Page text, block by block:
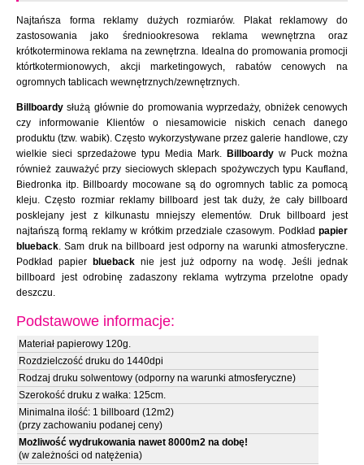
Najtańsza forma reklamy dużych rozmiarów. Plakat reklamowy do
zastosowania jako średniookresowa reklama wewnętrzna oraz
krótkoterminowa reklama na zewnętrzna. Idealna do promowania promocji
którtkotermionowych, akcji marketingowych, rabatów cenowych na
ogromnych tablicach wewnętrznych/zewnętrznych.
Billboardy służą głównie do promowania wyprzedaży, obniżek cenowych
czy informowanie Klientów o niesamowicie niskich cenach danego
produktu (tzw. wabik). Często wykorzystywane przez galerie handlowe, czy
wielkie sieci sprzedażowe typu Media Mark. Billboardy w Puck można
również zauważyć przy sieciowych sklepach spożywczych typu Kaufland,
Biedronka itp. Billboardy mocowane są do ogromnych tablic za pomocą
kleju. Często rozmiar reklamy billboard jest tak duży, że cały billboard
posklejany jest z kilkunastu mniejszy elementów. Druk billboard jest
najtańszą formą reklamy w krótkim przedziale czasowym. Podkład papier
blueback. Sam druk na billboard jest odporny na warunki atmosferyczne.
Podkład papier
blueback nie jest już odporny na wodę. Jeśli jednak
billboard jest odrobinę zadaszony reklama wytrzyma przelotne opady
deszczu.
Podstawowe informacje:
Materiał papierowy 120g.
Rozdzielczość druku do 1440dpi
Rodzaj druku solwentowy (odporny na warunki atmosferyczne)
Szerokość druku z wałka: 125cm.
Minimalna ilość: 1 billboard (12m2)
(przy zachowaniu podanej ceny)
Możliwość wydrukowania nawet 8000m2 na dobę!
(w zależności od natężenia)